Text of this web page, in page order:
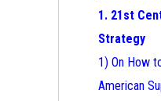
1. 21st
Strategy
1) On How
American